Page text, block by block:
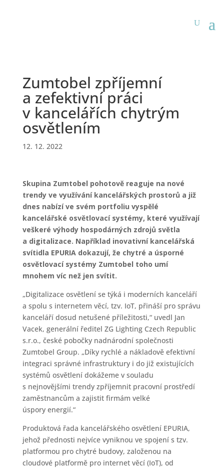
Zumtobel zpříjemní
a zefektivní práci
v kancelářích chytrým
osvětlením
12. 12. 2022
Skupina Zumtobel pohotově reaguje na nové
trendy ve využívání kancelářských prostorů a již
dnes nabízí ve svém portfoliu vyspělé
kancelářské osvětlovací systémy, které využívají
veškeré výhody hospodárných zdrojů světla
a digitalizace. Například inovativní kancelářská
svítidla EPURIA dokazují, že chytré a úsporné
osvětlovací systémy Zumtobel toho umí
mnohem víc než jen svítit.
„Digitalizace osvětlení se týká i moderních kanceláří
a spolu s internetem věcí, tzv. IoT, přináší pro správu
kanceláří dosud netušené příležitosti,“ uvedl Jan
Vacek, generální ředitel ZG Lighting Czech Republic
s.r.o., české pobočky nadnárodní společnosti
Zumtobel Group. „Díky rychlé a nákladově efektivní
integraci správné infrastruktury i do již existujících
systémů osvětlení dokážeme v souladu
s nejnovějšími trendy zpříjemnit pracovní prostředí
zaměstnancům a zajistit firmám velké
úspory energií.“
Produktová řada kancelářského osvětlení EPURIA,
jehož přednosti nejvíce vyniknou ve spojení s tzv.
platformou pro chytré budovy, založenou na
cloudové platformě pro internet věcí (IoT), od